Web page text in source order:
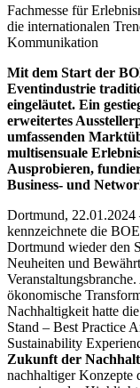
Fachmesse für
die internationalen
Kommunikation
Mit dem Start der
Eventindustrie
eingeläutet. Ein
erweitertes
umfassenden
multisensuale
Ausprobieren,
Business- und
Dortmund, 22.01.2024
kennzeichnete die
Dortmund wieder den
Neuheiten und
ökonomische
Nachhaltigkeit hatte
Stand – Best Practice
Sustainability
Zukunft der
nachhaltiger Konzepte